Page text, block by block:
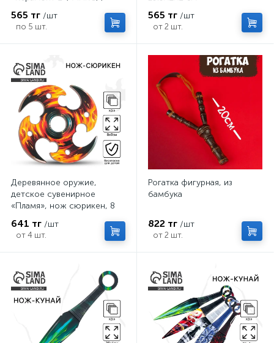
565 тг /шт
по 5 шт.
565 тг /шт
от 2 шт.
Деревянное оружие,
детское сувенирное
«Пламя», нож сюрикен, 8
641 тг /шт
от 4 шт.
Рогатка фигурная, из
бамбука
822 тг /шт
от 2 шт.